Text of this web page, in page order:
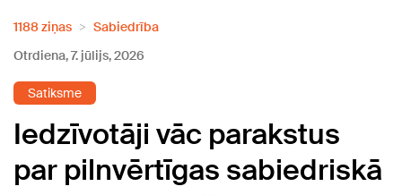
1188 ziņas
Sabiedrība
Otrdiena, 7. jūlijs, 2026
Satiksme
Iedzīvotāji vāc parakstus
par pilnvērtīgas sabiedriskā